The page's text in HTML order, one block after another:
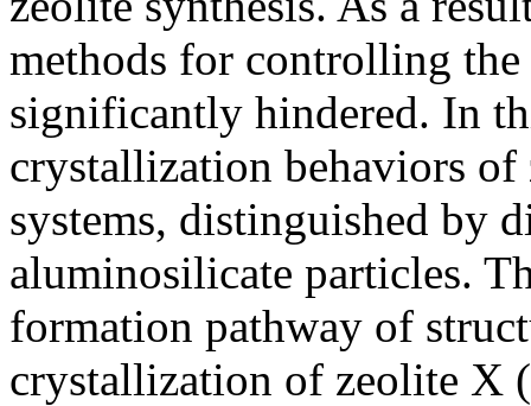
methods for controlling
significantly hindered. In
crystallization behaviors of
systems, distinguished by
aluminosilicate particles.
formation pathway of
crystallization of zeolite X